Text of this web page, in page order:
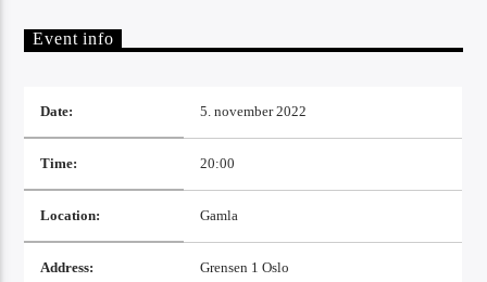
Event info
Date: 5. november 2022
Time: 20:00
Location: Gamla
Address: Grensen 1 Oslo